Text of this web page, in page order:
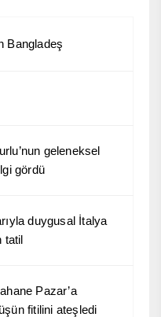
Bangladeş
geleneksel
gördü
duygusal İtalya
tatil
Pazar’a
fitilini ateşledi